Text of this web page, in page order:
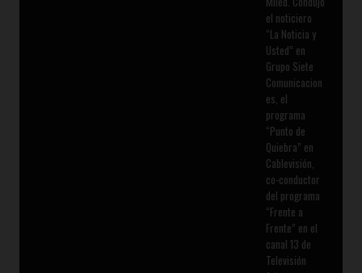
el noticiero
“La Noticia y
Usted” en
Grupo Siete
Comunicacion
es, el
programa
“Punto de
Quiebra” en
Cablevisión,
co-conductor
del programa
“Frente a
Frente” en el
canal 13 de
Televisión